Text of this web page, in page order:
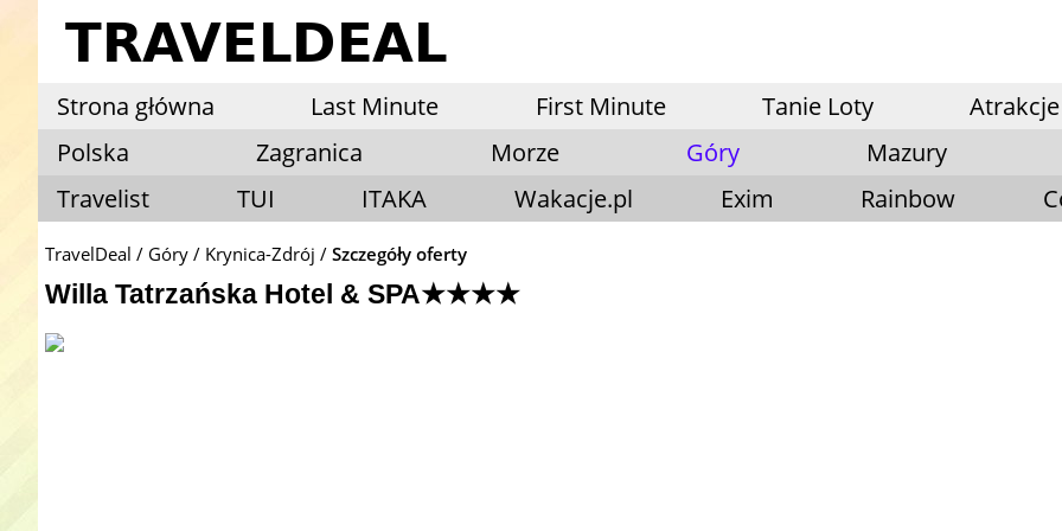
Strona główna Last Minute First Minute Tanie Loty
Atrakcje
Polska
Zagranica Morze Góry
Mazury
Travelist
TUI ITAKA Wakacje.pl Exim Rainbow
TravelDeal Góry Krynica-Zdrój Szczegóły oferty
Willa Tatrzańska Hotel & SPA★★★★